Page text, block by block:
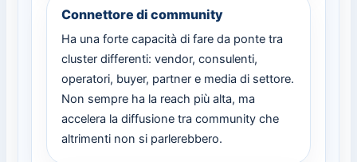
Connettore di community
Ha una forte capacità di fare da ponte tra
cluster differenti: vendor, consulenti,
operatori, buyer, partner e media di settore.
Non sempre ha la reach più alta, ma
accelera la diffusione tra community che
altrimenti non si parlerebbero.